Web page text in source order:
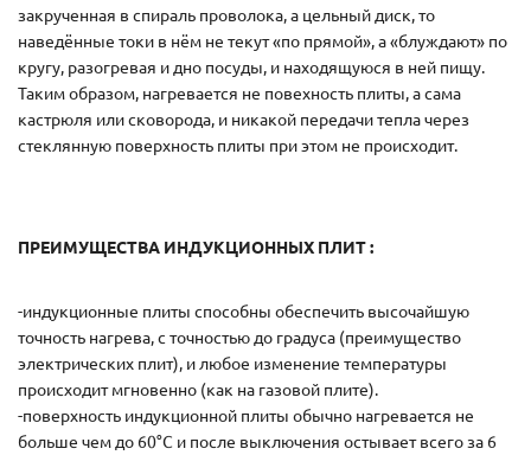
закрученная в спираль проволока, а цельный диск, то
наведённые токи в нём не текут «по прямой», а «блуждают» по
кругу, разогревая и дно посуды, и находящуюся в ней пищу.
Таким образом, нагревается не повехность плиты, а сама
кастрюля или сковорода, и никакой передачи тепла через
стеклянную поверхность плиты при этом не происходит.
ПРЕИМУЩЕСТВА ИНДУКЦИОННЫХ ПЛИТ :
-индукционные плиты способны обеспечить высочайшую
точность нагрева, с точностью до градуса (преимущество
электрических плит), и любое изменение температуры
происходит мгновенно (как на газовой плите).
-поверхность индукционной плиты обычно нагревается не
больше чем до 60°С и после выключения остывает всего за 6